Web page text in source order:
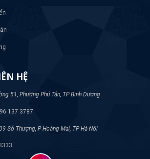
HỆ
51, Phường Phú Tân, TP Bình Dương
137 3787
Sở Thượng, P Hoàng Mai, TP Hà Nội